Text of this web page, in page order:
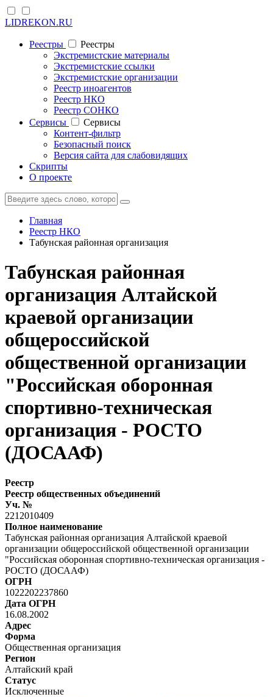
LIDREKON.RU
Реестры
Реестры
Экстремистские материалы
Экстремистские ссылки
Экстремистские организации
Реестр иноагентов
Реестр НКО
Реестр СОНКО
Cервисы
Cервисы
Контент-фильтр
Безопасный поиск
Версия сайта для слабовидящих
Скрипты
О проекте
Главная
Реестр НКО
Табунская районная организация
Табунская районная
организация Алтайской
краевой организации
общероссийской
общественной организации
"Российская оборонная
спортивно-техническая
организация - РОСТО
(ДОСААФ)
Реестр
Реестр общественных объединений
Уч. №
2212010409
Полное наименование
Табунская районная организация Алтайской краевой
организации общероссийской общественной организации
"Российская оборонная спортивно-техническая организация -
РОСТО (ДОСААФ)
ОГРН
1022202237860
Дата ОГРН
16.08.2002
Адрес
Форма
Общественная организация
Регион
Алтайский край
Статус
Исключенные